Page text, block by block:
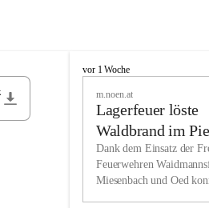
die zum Schifahren oder
Kulturvereine.
dass Sie in Miesenbach sowie
Gaststätten und urigen
als lebens- und liebenswerten Ort.
werden ebenso groß geschrieben
M
h
vor 1 Woche
m.noen.at
Lagerfeuer löste
Waldbrand im
aus
Dank dem Einsatz der
Feuerwehren
Miesenbach und Oed